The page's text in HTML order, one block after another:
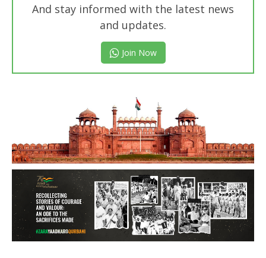
And stay informed with the latest news
and updates.
Join Now